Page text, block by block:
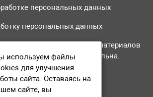
персональных данных
персональных данных
использовании материалов
на tvr24.tv обязательна.
04-95
используем файлы
для улучшения
сайта. Оставаясь на
сайте, вы